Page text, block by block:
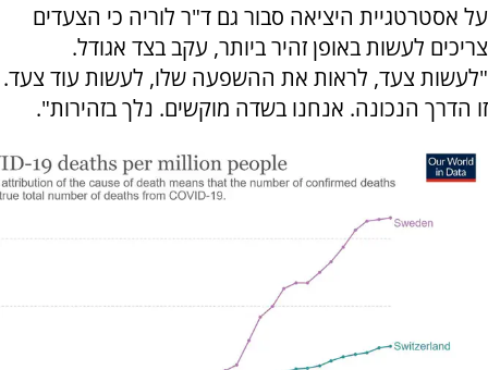
על אסטרטגיית היציאה סבור גם ד"ר לוריה כי הצעדים
צריכים לעשות באופן זהיר ביותר, עקב בצד אגודל.
"לעשות צעד, לראות את ההשפעה שלו, לעשות עוד צעד.
זו הדרך הנכונה. אנחנו בשדה מוקשים. נלך בזהירות".